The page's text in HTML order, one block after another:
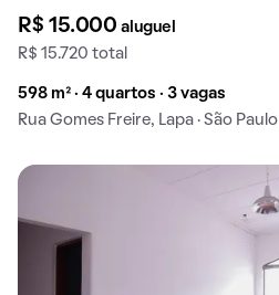
R$ 15.000aluguel
R$ 15.720 total
598 m² · 4 quartos · 3 vagas
Rua Gomes Freire, Lapa · São Paulo